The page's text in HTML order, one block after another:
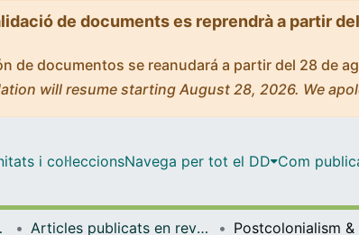
de documents es reprendrà a partir
de documentos se reanudará a partir del 28 de
will resume starting August 28, 2026. We
i col·leccionsNavega per tot el DD Com
Articles publicats en revistes (Llengües i Literatures Modernes i Estudis Anglesos)